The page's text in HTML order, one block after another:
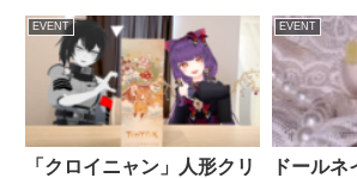
EVENT
「クロイニャン」人形クリ
EVENT
ドール